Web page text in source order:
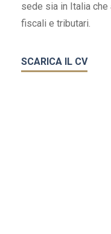
sede sia in Italia che
fiscali e tributari.
SCARICA IL CV